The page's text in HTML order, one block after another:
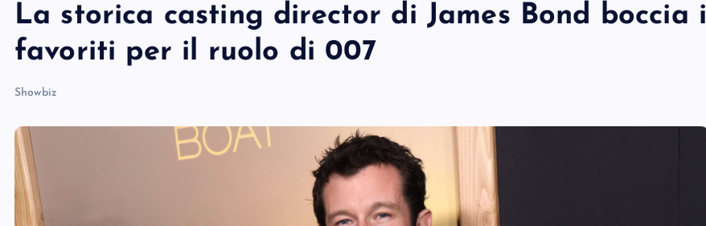
La storica casting director di James Bond boccia i
favoriti per il ruolo di 007
Showbiz